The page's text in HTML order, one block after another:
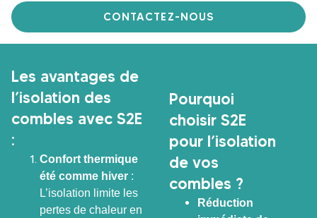
CONTACTEZ-NOUS
Les avantages de
l’isolation des
combles avec S2E
:
Confort thermique
été comme hiver :
L’isolation limite les
pertes de chaleur en
Pourquoi
choisir S2E
pour l’isolation
de vos
combles ?
Réduction